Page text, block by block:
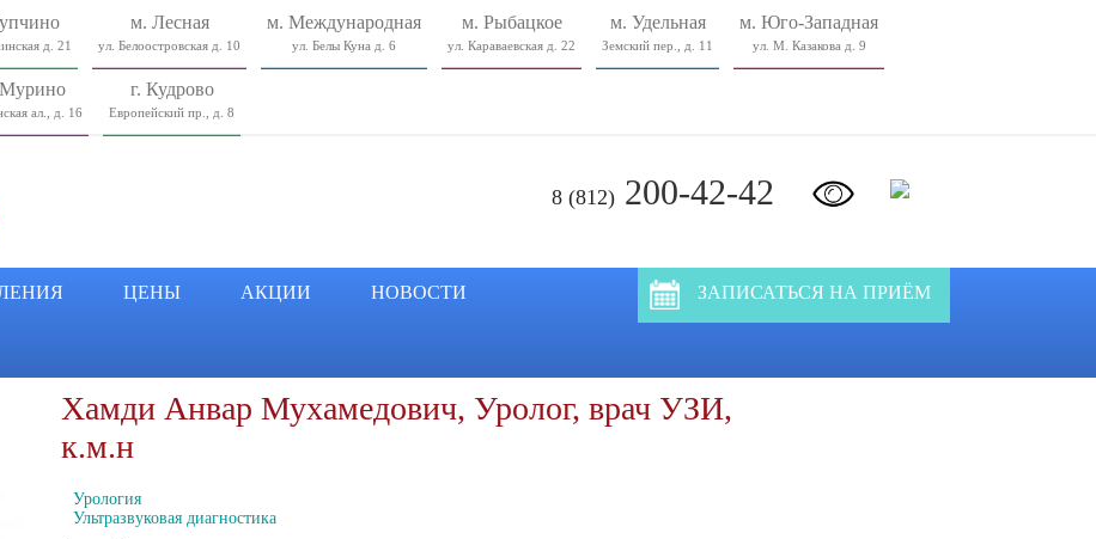
д. 21
м. Лесная
ул. Белоостровская д. 10
м. Международная
ул. Белы Куна д. 6
м. Рыбацкое
ул. Караваевская д. 22
м. Удельная
Земский пер., д. 11
м. Юго-Западная
ул. М. Казакова д. 9
Мурино
ал., д. 16
г. Кудрово
Европейский пр., д. 8
8 (812) 200-42-42
ЗАПИСАТЬСЯ НА ПРИЁМ
ЦЕНЫ АКЦИИ НОВОСТИ
Хамди Анвар Мухамедович, Уролог, врач УЗИ,
к.м.н
Урология
Ультразвуковая диагностика